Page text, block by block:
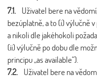
7.1. Uživatel bere na
bezúplatně, a to (i) výlučně
a nikoli dle jakéhokoli
(ii) výlučně po dobu dle
principu „as available“).
7.2. Uživatel bere na